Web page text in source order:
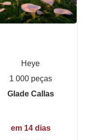
Heye
1 000 peças
Glade Callas
em 14 dias